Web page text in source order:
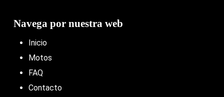
Navega por nuestra web
Inicio
Motos
FAQ
Contacto